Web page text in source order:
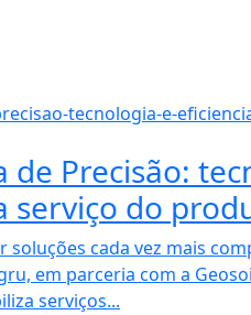
de Precisão:
serviço do
soluções cada vez mais
em parceria com a
serviços...